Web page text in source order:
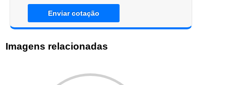
Enviar cotação
Imagens relacionadas